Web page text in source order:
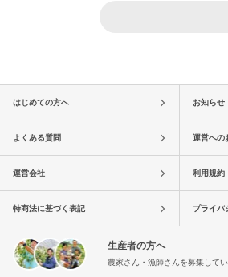
はじめての方へ お知らせ
よくある質問 運営への
運営会社 利用規約
特商法に基づく表記 プライバ
生産者の方へ
農家さん・漁師さんを募集して